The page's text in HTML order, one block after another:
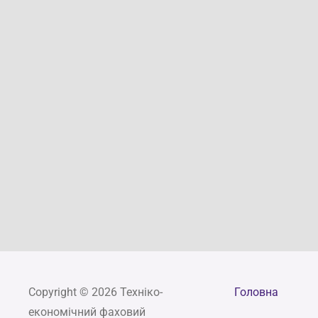
Copyright © 2026 Техніко-
економічний фаховий
Головна